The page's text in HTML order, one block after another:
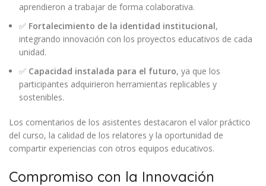
aprendieron a trabajar de forma colaborativa.
✅ Fortalecimiento de la identidad institucional,
integrando innovación con los proyectos educativos de cada
unidad.
✅ Capacidad instalada para el futuro, ya que los
participantes adquirieron herramientas replicables y
sostenibles.
Los comentarios de los asistentes destacaron el valor práctico
del curso, la calidad de los relatores y la oportunidad de
compartir experiencias con otros equipos educativos.
Compromiso con la Innovación